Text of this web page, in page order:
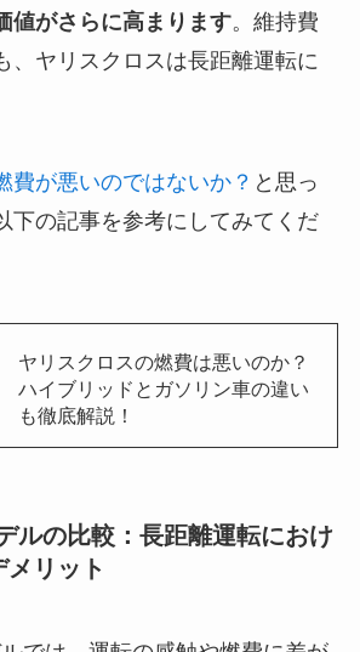
値がさらに高まります。維持費
、ヤリスクロスは長距離運転に
費が悪いのではないか？ と思っ
下の記事を参考にしてみてくだ
ヤリスクロスの燃費は悪いのか？
ハイブリッドとガソリン車の違い
も徹底解説！
ルの比較：長距離運転におけ
リット